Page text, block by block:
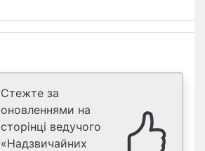
Стежте за
оновленнями на
сторінці ведучого
«Надзвичайних